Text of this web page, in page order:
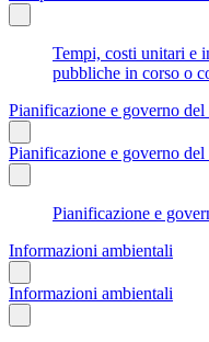
Tempi, costi unitari e
pubbliche in corso o
Pianificazione e governo
Pianificazione e governo
Pianificazione e
Informazioni ambientali
Informazioni ambientali